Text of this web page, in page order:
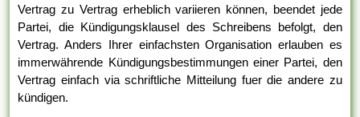
Vertrag zu Vertrag erheblich variieren können, beendet jede
Partei, die Kündigungsklausel des Schreibens befolgt, den
Vertrag. Anders Ihrer einfachsten Organisation erlauben es
immerwährende Kündigungsbestimmungen einer Partei, den
Vertrag einfach via schriftliche Mitteilung fuer die andere zu
kündigen.